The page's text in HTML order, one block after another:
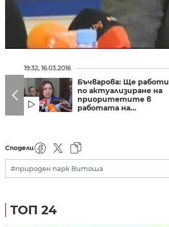
19:32, 16.03.2016
Бъчварова: Ще работи
по актуализиране на
приоритетите в
работата на...
Сподели
#природен парк Витоша
ТОП 24